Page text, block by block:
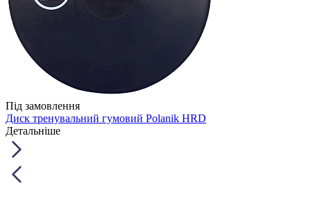
Під замовлення
Диск тренувальний гумовий Polanik HRD
Детальніше